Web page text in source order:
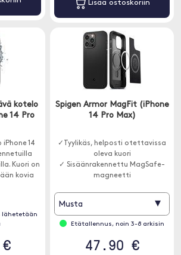
Lisää ostoskoriin
kotelo
14 Pro
14
Kuori on
kovia
lähetetään
Spigen Armor MagFit (iPhone
14 Pro Max)
✓Tyylikäs, helposti otettavissa
oleva kuori
✓ Sisäänrakennettu MagSafe-
magneetti
Musta ▾
Etätallennus, noin 3-8 arkisin
47.90 €